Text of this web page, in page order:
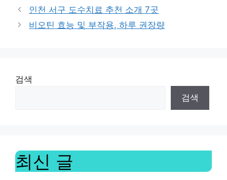
인천 서구 도수치료 추천 소개 7곳
비오틴 효능 및 부작용, 하루 권장량
검색
검색
최신 글